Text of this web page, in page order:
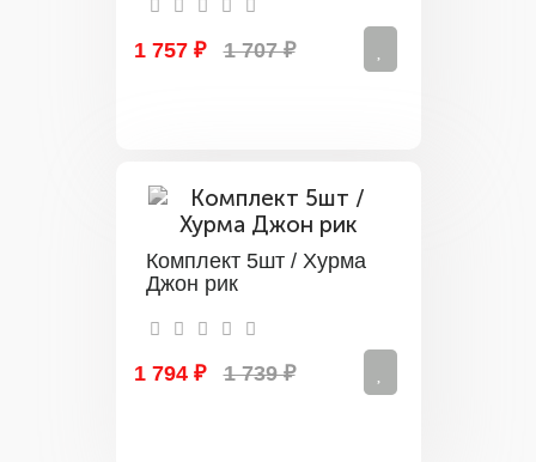
1 757 ₽ 1 707 ₽
Комплект 5шт / Хурма
Джон рик
1 794 ₽ 1 739 ₽